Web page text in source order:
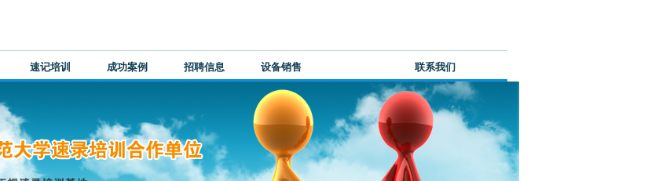
速记培训 成功案例 招聘信息 设备销售 联系我们